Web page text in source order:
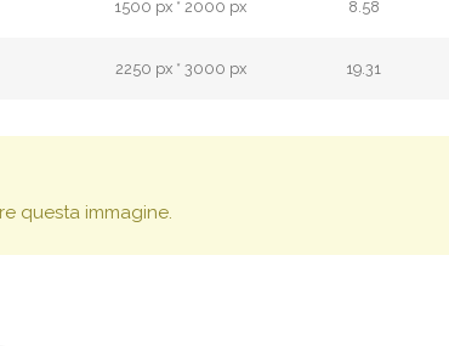
1500 px * 2000 px 8.58
2250 px * 3000 px 19.31
questa immagine.